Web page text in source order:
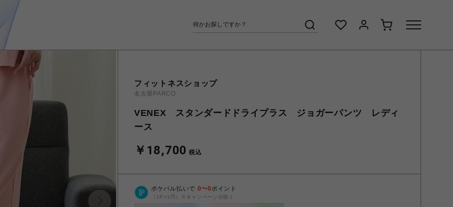
フィットネスショップ
名古屋PARCO
VENEX スタンダードドライプラス ジョガーパンツ レディ
ース
￥18,700 税込
ポケパル払いで 0〜0ポイント
（1P=1円）※キャンペーン分除く